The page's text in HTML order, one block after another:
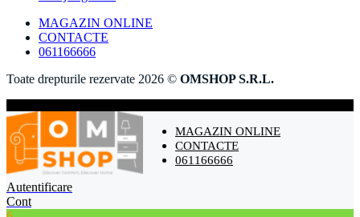
MAGAZIN ONLINE
CONTACTE
061166666
Toate drepturile rezervate 2026 © OMSHOP S.R.L.
MAGAZIN ONLINE
CONTACTE
061166666
Autentificare
Cont